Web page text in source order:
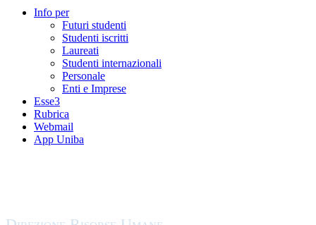
Info per
Futuri studenti
Studenti iscritti
Laureati
Studenti internazionali
Personale
Enti e Imprese
Esse3
Rubrica
Webmail
App Uniba